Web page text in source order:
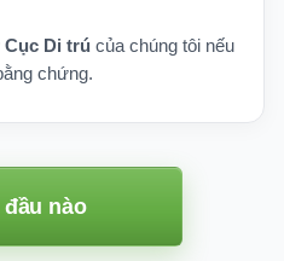
Cục Di trú của chúng tôi nếu
chứng.
đầu nào